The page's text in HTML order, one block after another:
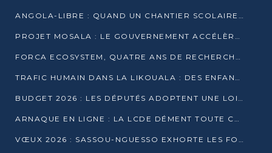
ANGOLA-LIBRE : QUAND UN CHANTIER SCOLAIRE DEVIENT LE MIROIR D’UN CONGO EN MOUVEMENT
PROJET MOSALA : LE GOUVERNEMENT ACCÉLÈRE L’INSERTION DES JEUNES EN 2026
FORCA ECOSYSTEM, QUATRE ANS DE RECHERCHE DE TERRAIN AVANT UN LANCEMENT OFFICIEL EN 2026
TRAFIC HUMAIN DANS LA LIKOUALA : DES ENFANTS AUTOCHTONES RÉDUITS AU TRAVAIL FORCÉ
BUDGET 2026 : LES DÉPUTÉS ADOPTENT UNE LOI DES FINANCES DE PLUS DE 2500 MILLIARDS FCFA
ARNAQUE EN LIGNE : LA LCDE DÉMENT TOUTE CAMPAGNE DE RECRUTEMENT
VŒUX 2026 : SASSOU-NGUESSO EXHORTE LES FORCES VIVES À RENFORCER L’UNITÉ